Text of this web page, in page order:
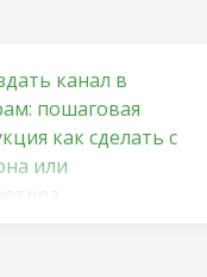
канал в
пошаговая
как сделать с
или